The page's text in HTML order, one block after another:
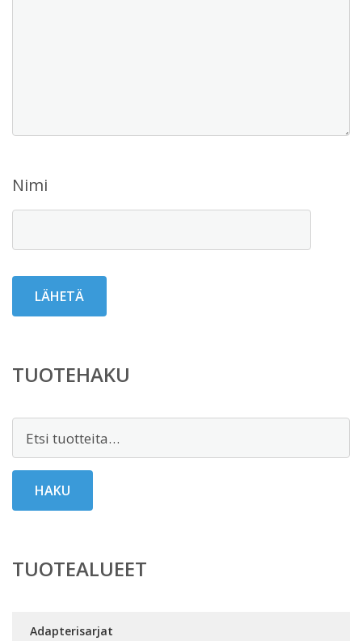
Nimi
TUOTEHAKU
HAKU
TUOTEALUEET
Adapterisarjat